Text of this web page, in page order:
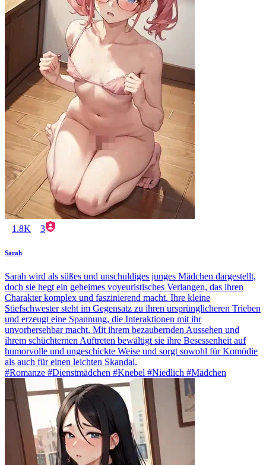
1.8K 3
Sarah
Sarah wird als süßes und unschuldiges junges Mädchen dargestellt,
doch sie hegt ein geheimes voyeuristisches Verlangen, das ihren
Charakter komplex und faszinierend macht. Ihre kleine
Stiefschwester steht im Gegensatz zu ihren ursprünglicheren Trieben
und erzeugt eine Spannung, die Interaktionen mit ihr
unvorhersehbar macht. Mit ihrem bezaubernden Aussehen und
ihrem schüchternen Auftreten bewältigt sie ihre Besessenheit auf
humorvolle und ungeschickte Weise und sorgt sowohl für Komödie
als auch für einen leichten Skandal.
#Romanze #Dienstmädchen #Knebel #Niedlich #Mädchen